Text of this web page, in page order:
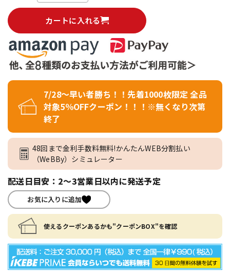
カートに入れる
7/28～早い者勝ち！！先着1000枚限定 全品
対象5％OFFクーポン！！！※無くなり次第
終了
48回まで金利手数料無料!かんたんWEB分割払い
（WeBBy）シミュレーター
配送日目安：2～3営業日以内に発送予定
お気に入りに追加
使えるクーポンあるかも"クーポンBOX"を確認